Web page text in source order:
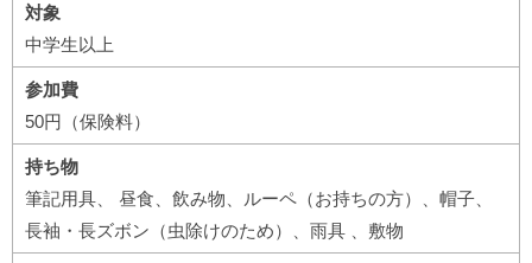
対象
中学生以上
参加費
50円（保険料）
持ち物
筆記用具、 昼食、飲み物、ルーペ（お持ちの方）、帽子、
長袖・長ズボン（虫除けのため）、雨具 、敷物